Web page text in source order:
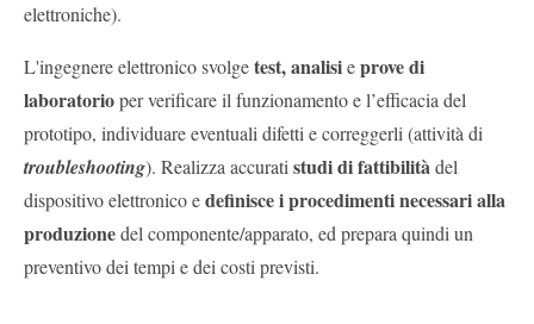
elettroniche).
L'ingegnere elettronico svolgetest, analisieprove di
laboratorioper verificare il funzionamento e l’efficacia del
prototipo, individuare eventuali difetti e correggerli (attività di
troubleshooting). Realizza accuratistudi di fattibilitàdel
dispositivo elettronico edefinisce i procedimenti necessari alla
produzionedel componente/apparato, ed prepara quindi un
preventivo dei tempi e dei costi previsti.